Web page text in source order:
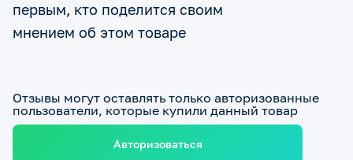
первым, кто поделится своим
мнением об этом товаре
Отзывы могут оставлять только авторизованные
пользователи, которые купили данный товар
Авторизоваться